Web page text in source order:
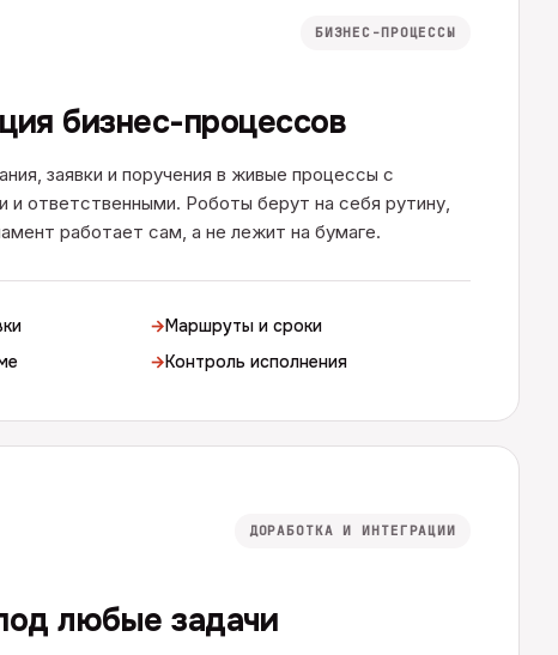
БИЗНЕС-ПРОЦЕССЫ
бизнес-процессов
заявки и поручения в живые процессы с
и ответственными. Роботы берут на себя рутину,
работает сам, а не лежит на бумаге.
→Маршруты и сроки
→Контроль исполнения
ДОРАБОТКА И ИНТЕГРАЦИИ
любые задачи